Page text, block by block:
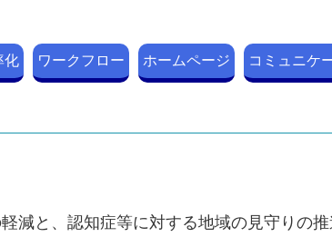
化 ワークフロー ホームページ コミュニケ
減と、認知症等に対する地域の見守りの推